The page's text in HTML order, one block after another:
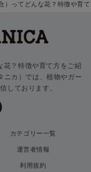
）ってどんな花？特徴や育
花？特徴や育て方をご紹
ニカ）では、植物やガー
しております。
カテゴリー一覧
運営者情報
利用規約